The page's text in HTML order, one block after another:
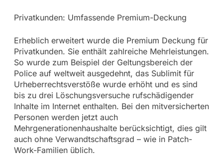
Privatkunden: Umfassende Premium-Deckung
Erheblich erweitert wurde die Premium Deckung für
Privatkunden. Sie enthält zahlreiche Mehrleistungen.
So wurde zum Beispiel der Geltungsbereich der
Police auf weltweit ausgedehnt, das Sublimit für
Urheberrechtsverstöße wurde erhöht und es sind
bis zu drei Löschungsversuche rufschädigender
Inhalte im Internet enthalten. Bei den mitversicherten
Personen werden jetzt auch
Mehrgenerationenhaushalte berücksichtigt, dies gilt
auch ohne Verwandtschaftsgrad – wie in Patch-
Work-Familien üblich.